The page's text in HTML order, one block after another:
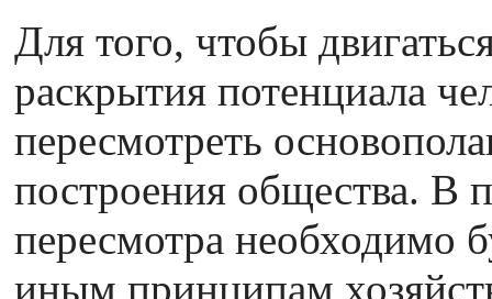
Для того, чтобы
раскрытия потенциала
пересмотреть
построения общества. В
пересмотра необходимо
иным принципам